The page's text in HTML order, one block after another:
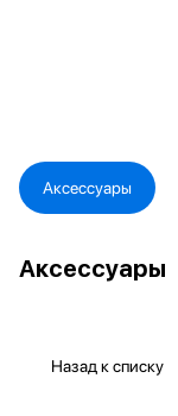
Аксессуары
Аксессуары
Назад к списку